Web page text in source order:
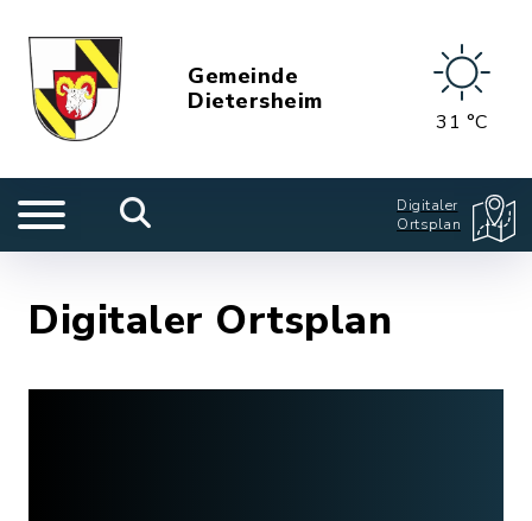
Gemeinde
Dietersheim
31 °C
Digitaler
Ortsplan
Digitaler Ortsplan